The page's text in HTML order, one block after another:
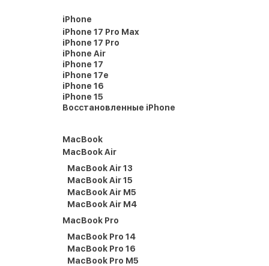
iPhone
iPhone 17 Pro Max
iPhone 17 Pro
iPhone Air
iPhone 17
iPhone 17e
iPhone 16
iPhone 15
Восстановленные iPhone
MacBook
MacBook Air
MacBook Air 13
MacBook Air 15
MacBook Air M5
MacBook Air M4
MacBook Pro
MacBook Pro 14
MacBook Pro 16
MacBook Pro M5